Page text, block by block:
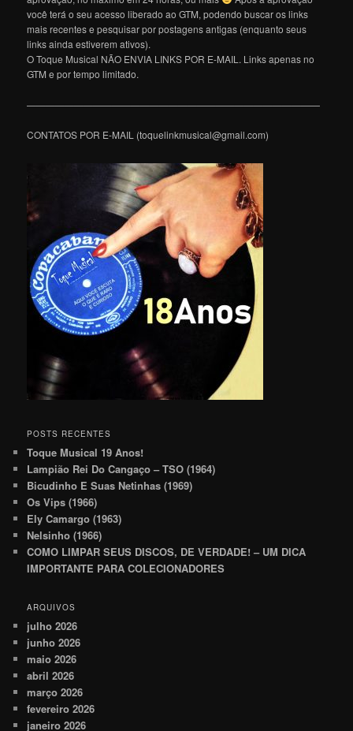
você terá o seu acesso liberado ao GTM, podendo buscar os links
mais recentes e pesquisar por postagens antigas (enquanto seus
links ainda estiverem ativos).
O Toque Musical NÃO ENVIA LINKS POR E-MAIL. Links apenas no
GTM e por tempo limitado.
———————————————————————————————
CONTATOS POR E-MAIL (toquelinkmusical@gmail.com)
POSTS RECENTES
Toque Musical 19 Anos!
Lampião Rei Do Cangaço – TSO (1964)
Bicudinho E Suas Netinhas (1969)
Os Vips (1966)
Ely Camargo (1963)
Nelsinho (1966)
COMO LIMPAR SEUS DISCOS, DE VERDADE! – UM DICA
IMPORTANTE PARA COLECIONADORES
ARQUIVOS
julho 2026
junho 2026
maio 2026
abril 2026
março 2026
fevereiro 2026
janeiro 2026